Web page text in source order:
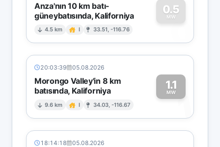
Anza'nın 10 km batı-
güneybatısında, Kaliforniya
4.5 km I 33.51, -116.76
0.5
MW
0
20:03:39 05.08.2026
Morongo Valley'in 8 km
batısında, Kaliforniya
9.6 km I 34.03, -116.67
1.1
MW1
18:14:18 05.08.2026